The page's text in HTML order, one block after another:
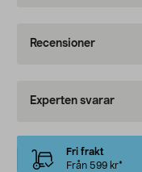
Recensioner
Experten svarar
Fri frakt
Från 599 kr*